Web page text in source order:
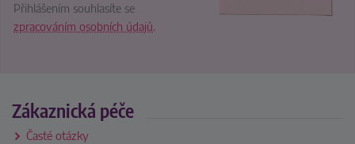
Přihlášením souhlasíte se
zpracováním osobních údajů.
Zákaznická péče
Časté otázky